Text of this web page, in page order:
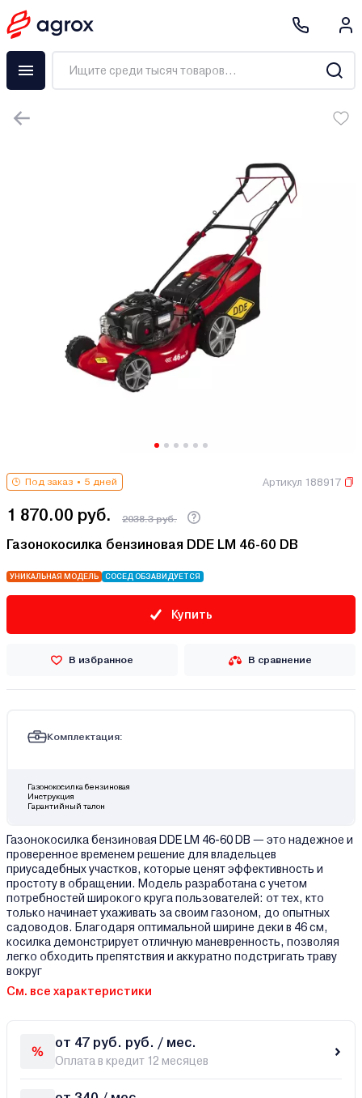
Под заказ 5 дней Артикул 188917
1 870.00 руб. 2038.3 руб.
Газонокосилка бензиновая DDE LM 46-60 DB
УНИКАЛЬНАЯ МОДЕЛЬ СОСЕД ОБЗАВИДУЕТСЯ
Купить
В избранное В сравнение
Комплектация:
Газонокосилка бензиновая
Инструкция
Гарантийный талон
Газонокосилка бензиновая DDE LM 46-60 DB — это надежное и
проверенное временем решение для владельцев
приусадебных участков, которые ценят эффективность и
простоту в обращении. Модель разработана с учетом
потребностей широкого круга пользователей: от тех, кто
только начинает ухаживать за своим газоном, до опытных
садоводов. Благодаря оптимальной ширине деки в 46 см,
косилка демонстрирует отличную маневренность, позволяя
легко обходить препятствия и аккуратно подстригать траву
вокруг
См. все характеристики
от 47 руб. руб. / мес.
Оплата в кредит 12 месяцев